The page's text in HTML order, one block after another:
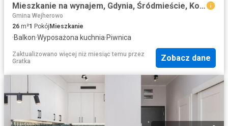
Mieszkanie na wynajem, Gdynia, Śródmieście, Kościuszki
Gmina Wejherowo
26 m²1 PokójMieszkanie
·Balkon·Wyposażona kuchnia·Piwnica
Zaktualizowano więcej niż miesiąc temu przez
Gratka
Zobacz dane